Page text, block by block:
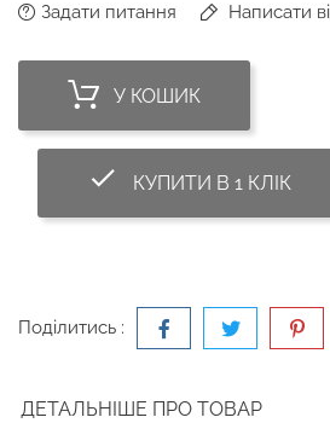
Задати питання Написати
У КОШИК
КУПИТИ В 1 КЛІК
Поділитись :
ДЕТАЛЬНІШЕ ПРО ТОВАР